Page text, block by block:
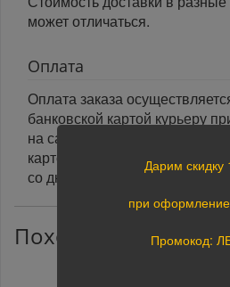
может отличаться.
Оплата
Оплата заказа
банковской картой курьеру
на сайте при оформлении
картой на сайте указанный
со дня поступления оплаты.
Похожие товары
Дарим скидку
при оформление
Промокод: